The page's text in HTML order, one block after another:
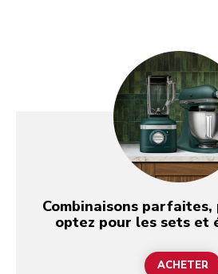
Combinaisons
optez pour les sets et
ACHETER